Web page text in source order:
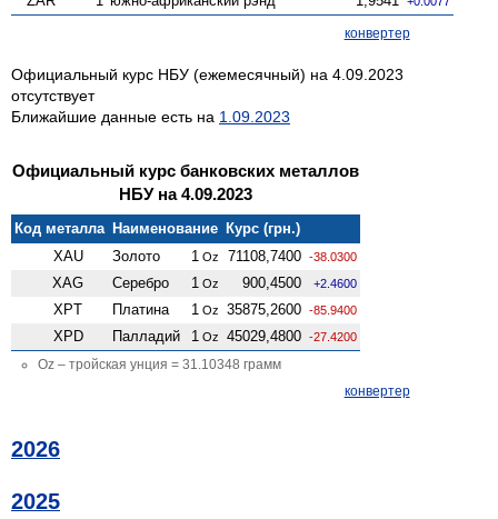
конвертер
Официальный курс НБУ (ежемесячный) на 4.09.2023
отсутствует
Ближайшие данные есть на 1.09.2023
Официальный курс банковских металлов
НБУ на 4.09.2023
Код металла Наименование Курс (грн.)
XAU
Золото 1 Oz 71108,7400 -38.0300
XAG Серебро 1 Oz 900,4500 +2.4600
XPT Платина 1 Oz 35875,2600 -85.9400
XPD Палладий 1 Oz 45029,4800 -27.4200
Oz – тройская унция = 31.10348 грамм
конвертер
2026
2025